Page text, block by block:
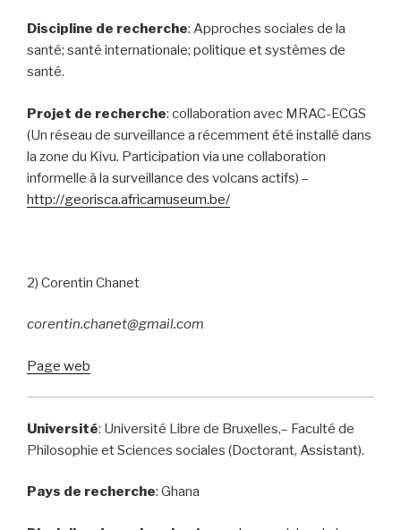
Discipline de recherche: Approches sociales de la
santé; santé internationale; politique et systèmes de
santé.
Projet de recherche: collaboration avec MRAC-ECGS
(Un réseau de surveillance a récemment été installé dans
la zone du Kivu. Participation via une collaboration
informelle à la surveillance des volcans actifs) –
http://georisca.africamuseum.be/
2) Corentin Chanet
corentin.chanet@gmail.com
Page web
Université: Université Libre de Bruxelles,– Faculté de
Philosophie et Sciences sociales (Doctorant, Assistant).
Pays de recherche: Ghana